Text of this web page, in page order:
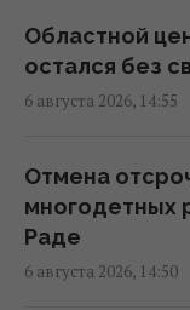
заработной
22:53 четверг, 06
стран:
баллистики
22:00 четверг, 06
Областной
остался без
6 августа 2026, 14:55
Отмена
многодетных
Раде
6 августа 2026, 14:50